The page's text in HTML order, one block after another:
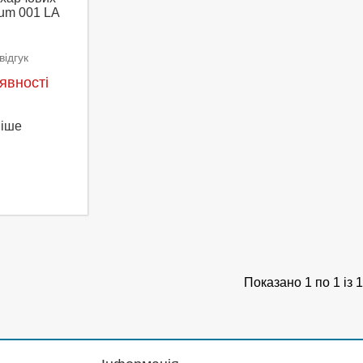
001 LA
Показано 1 по 1 із 1